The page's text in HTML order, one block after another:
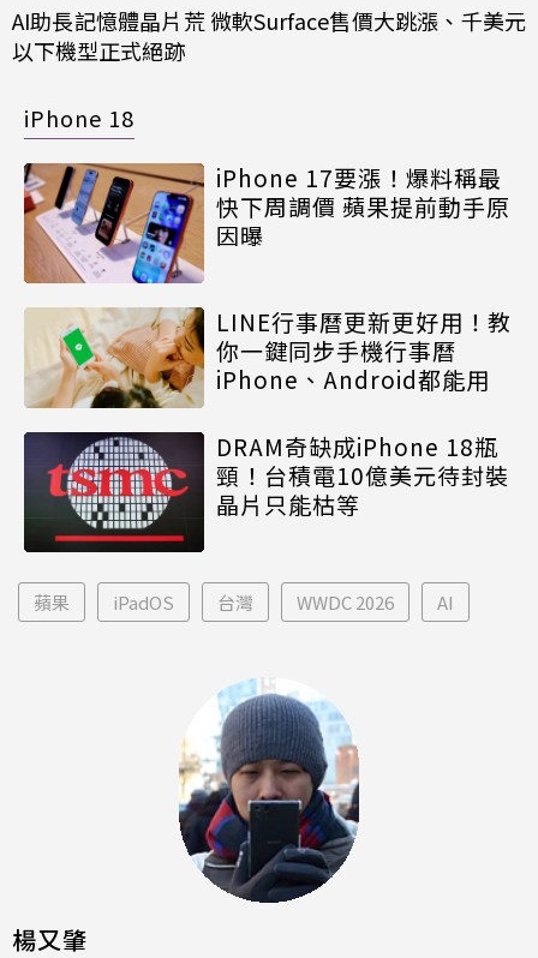
AI助長記憶體晶片荒 微軟Surface售價大跳漲、千美元
以下機型正式絕跡
iPhone 18
iPhone 17要漲！爆料稱最
快下周調價 蘋果提前動手原
因曝
LINE行事曆更新更好用！教
你一鍵同步手機行事曆
iPhone、Android都能用
DRAM奇缺成iPhone 18瓶
頸！台積電10億美元待封裝
晶片只能枯等
蘋果 iPadOS 台灣 WWDC 2026 AI
楊又肇